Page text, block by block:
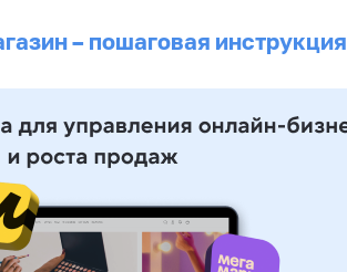
– пошаговая инструкция